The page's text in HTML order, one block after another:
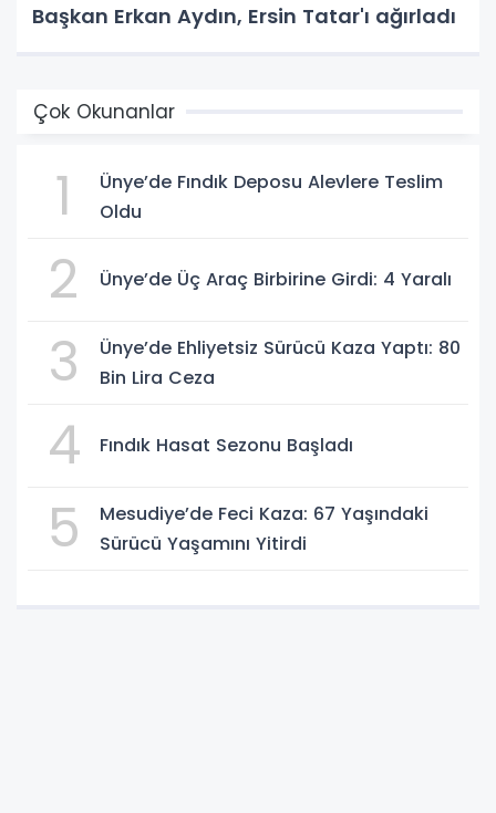
Başkan Erkan Aydın, Ersin Tatar'ı ağırladı
Çok Okunanlar
1
Ünye’de Fındık Deposu Alevlere Teslim
Oldu
2 Ünye’de Üç Araç Birbirine Girdi: 4 Yaralı
3
Ünye’de Ehliyetsiz Sürücü Kaza Yaptı: 80
Bin Lira Ceza
4 Fındık Hasat Sezonu Başladı
5
Mesudiye’de Feci Kaza: 67 Yaşındaki
Sürücü Yaşamını Yitirdi